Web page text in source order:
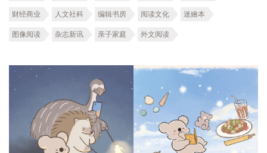
财经商业 人文社科 编辑书房 阅读文化 迷繪本
图像阅读 杂志新讯 亲子家庭 外文阅读